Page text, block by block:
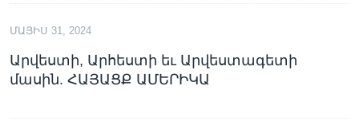
ՄԱՅԻՍ 31, 2024
Արվեստի, Արհեստի եւ Արվեստագետի
մասին. ՀԱՅԱՑՔ ԱՄԵՐԻԿԱ